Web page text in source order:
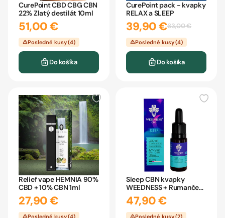
CurePoint CBD CBG CBN
22% Zlatý destilát 10ml
51,00 €
Posledné kusy (4)
Do košíka
CurePoint pack - kvapky
RELAX a SLEEP
39,90 €63,00 €
Posledné kusy (4)
Do košíka
Relief vape HEMNIA 90%
CBD + 10% CBN 1ml
27,90 €
Posledné kusy (4)
Sleep CBN kvapky
WEEDNESS + Rumanček
+ Melissa 10ml
47,90 €
Posledné kusy (2)